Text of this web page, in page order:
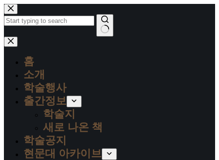
본
문
으
로
건
결
홈
소개
학술행사
출간정보
학술지
새로 나온 책
학술공지
현문대 아카이브